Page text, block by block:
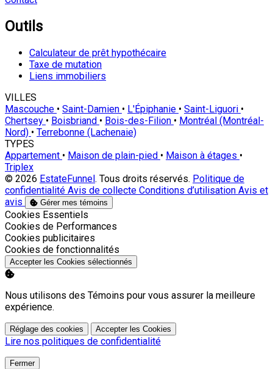
Outils
Calculateur de prêt hypothécaire
Taxe de mutation
Liens immobiliers
VILLES
Mascouche • Saint-Damien • L'Épiphanie • Saint-Liguori •
Chertsey • Boisbriand • Bois-des-Filion • Montréal (Montréal-
Nord) • Terrebonne (Lachenaie)
TYPES
Appartement • Maison de plain-pied • Maison à étages •
Triplex
© 2026 EstateFunnel . Tous droits réservés. Politique de
confidentialité Avis de collecte Conditions d’utilisation Avis et
avis
Gérer mes témoins
Activer
Cookies Essentiels
Activer
Cookies de Performances
Activer
Cookies publicitaires
Activer
Cookies de fonctionnalités
Accepter les Cookies sélectionnés
Nous utilisons des Témoins pour vous assurer la meilleure
expérience.
Réglage des cookies Accepter les Cookies
Lire nos politiques de confidentialité
Fermer